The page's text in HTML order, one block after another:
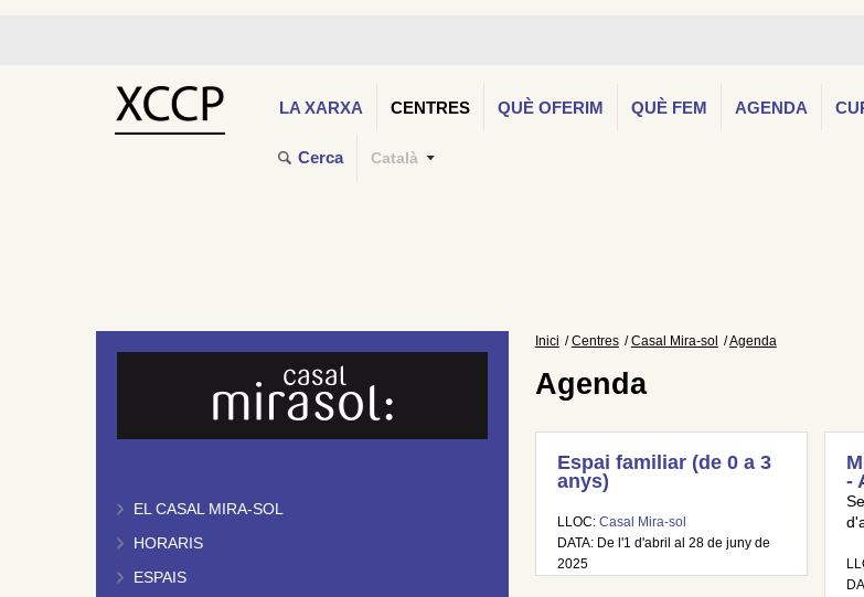
LA XARXA CENTRES QUÈ OFERIM QUÈ FEM AGENDA
Cerca Català
EL CASAL MIRA-SOL
HORARIS
ESPAIS
Inici Centres Casal Mira-sol Agenda
Agenda
Espai familiar (de 0 a 3
anys)
LLOC: Casal Mira-sol
DATA: De l'1 d'abril al 28 de juny de
2025
-